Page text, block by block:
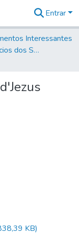
Entrar
Interessantes
Volume 88 - Ofícios dos Senhores Governadores Interinos da Capitania de São Paulo (1817- 1819)
KB)